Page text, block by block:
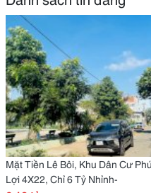
Mặt Tiền Lê Bôi, Khu Dân Cư Phú
Lợi 4X22, Chỉ 6 Tỷ Nhỉnh-